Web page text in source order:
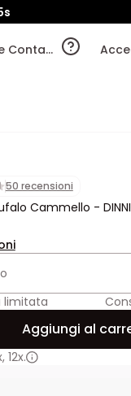
Aiuto e Contatti
50 recensioni
Cammello -
limitata
Aggiungi al
, 12x.